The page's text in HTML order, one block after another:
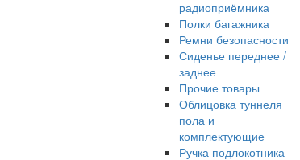
радиоприёмника
Полки багажника
Ремни безопасности
Сиденье переднее /
заднее
Прочие товары
Облицовка туннеля
пола и
комплектующие
Ручка подлокотника